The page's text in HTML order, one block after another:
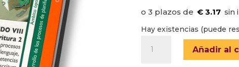
era:
15,87
€ 3.17
Hay existencias (puede
BECOLEANDO
VIII
Añadir al